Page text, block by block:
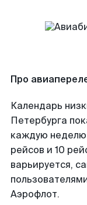
Про
Календарь
Петербурга
каждую неделю
рейсов и 10
варьируется,
Аэрофлот.